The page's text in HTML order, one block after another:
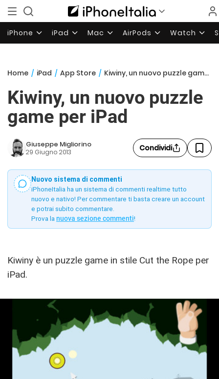
iPhone iPad Mac AirPods Watch
Home / iPad / App Store / Kiwiny, un nuovo puzzle game per iPad
Kiwiny, un nuovo puzzle
game per iPad
Giuseppe Migliorino
29 Giugno 2013 Condividi
Nuovo sistema di commenti
iPhoneItalia ha un sistema di commenti realtime tutto
nuovo e nativo! Per commentare ti basta creare un account
e potrai subito commentare.
Prova la nuova sezione commenti!
Kiwiny è un puzzle game in stile Cut the Rope per
iPad.